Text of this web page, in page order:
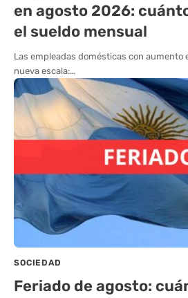
en agosto 2026:
el sueldo mensual
Las empleadas domésticas con aumento
nueva escala:…
SOCIEDAD
Feriado de agosto: